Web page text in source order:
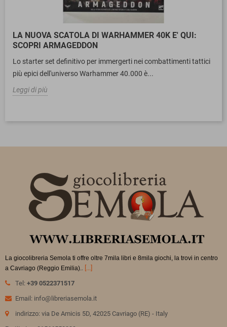
LA NUOVA SCATOLA DI WARHAMMER 40K E' QUI:
SCOPRI ARMAGEDDON
Lo starter set definitivo per immergerti nei combattimenti tattici
più epici dell'universo Warhammer 40.000 è...
Leggi di più
La giocolibreria Semola ti offre oltre 7mila libri e 8mila giochi, la trovi in centro
a Cavriago (Reggio Emilia). . [...]
Tel: +39 0522371517
Email: info@libreriasemola.it
indirizzo: via De Amicis 5D, 42025 Cavriago (RE) - Italy